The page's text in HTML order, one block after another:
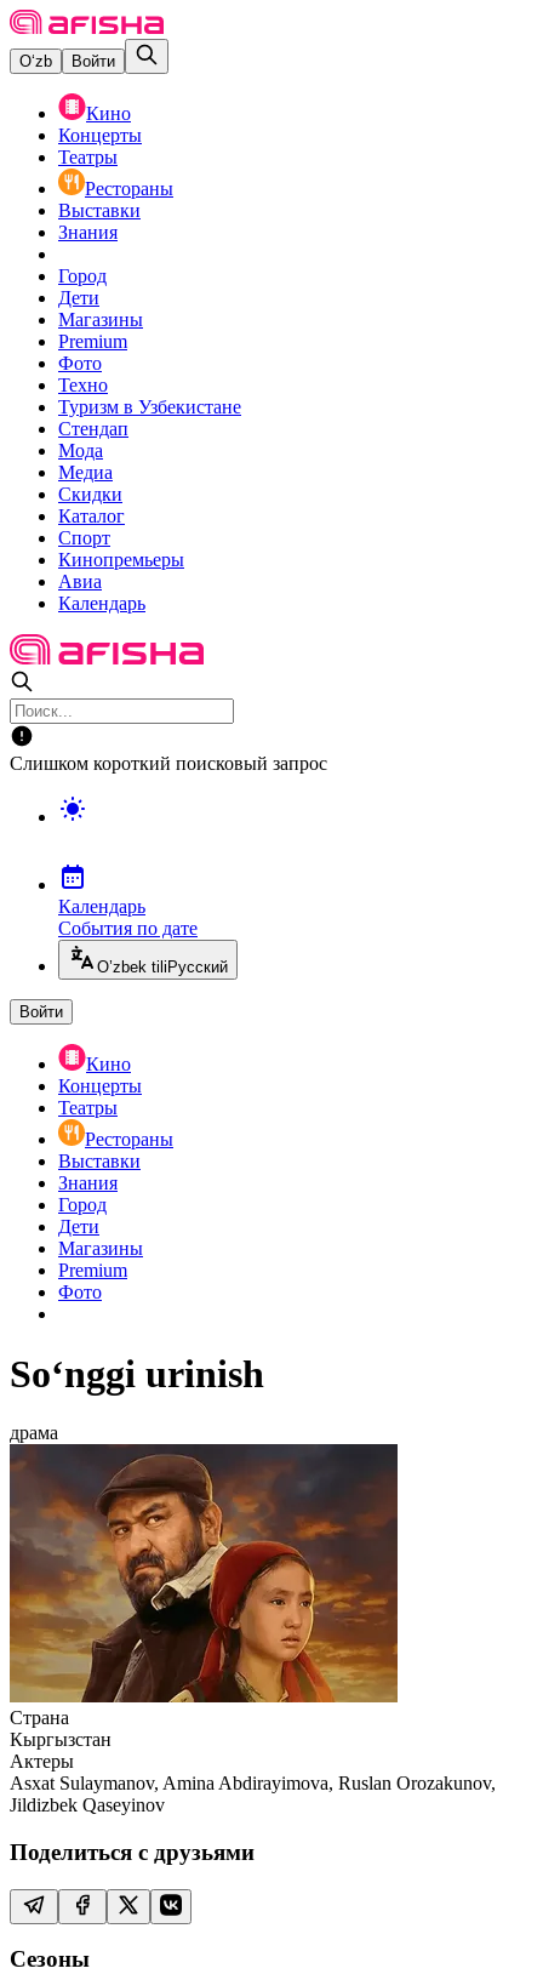
O‘zb Войти
Кино
Концерты
Театры
Рестораны
Выставки
Знания
Город
Дети
Магазины
Premium
Фото
Техно
Туризм в Узбекистане
Стендап
Мода
Медиа
Скидки
Каталог
Спорт
Кинопремьеры
Авиа
Календарь
Слишком короткий поисковый запрос
Календарь
События по дате
O’zbek tili Русский
Войти
Кино
Концерты
Театры
Рестораны
Выставки
Знания
Город
Дети
Магазины
Premium
Фото
So‘nggi urinish
драма
Страна
Кыргызстан
Актеры
Asxat Sulaymanov, Amina Abdirayimova, Ruslan Orozakunov,
Jildizbek Qaseyinov
Поделиться с друзьями
Сезоны